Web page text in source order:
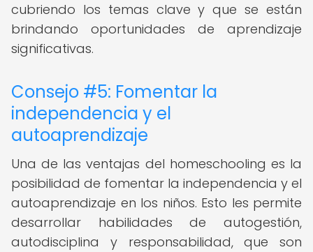
cubriendo los temas clave y que se están
brindando oportunidades de aprendizaje
significativas.
Consejo #5: Fomentar la
independencia y el
autoaprendizaje
Una de las ventajas del homeschooling es la
posibilidad de fomentar la independencia y el
autoaprendizaje en los niños. Esto les permite
desarrollar habilidades de autogestión,
autodisciplina y responsabilidad, que son